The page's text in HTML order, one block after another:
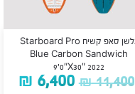
גלשן סאפ קשיח Starboard Pro
Blue Carbon Sandwich
9’0″X30″ 2022
₪11,400
₪ 6,400